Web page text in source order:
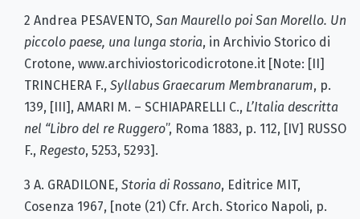
2 Andrea PESAVENTO, San Maurello poi San Morello. Un
piccolo paese, una lunga storia, in Archivio Storico di
Crotone, www.archiviostoricodicrotone.it [Note: [II]
TRINCHERA F., Syllabus Graecarum Membranarum, p.
139, [III], AMARI M. – SCHIAPARELLI C., L’Italia descritta
nel “Libro del re Ruggero”, Roma 1883, p. 112, [IV] RUSSO
F., Regesto, 5253, 5293].
3 A. GRADILONE, Storia di Rossano, Editrice MIT,
Cosenza 1967, [note (21) Cfr. Arch. Storico Napoli, p.